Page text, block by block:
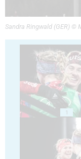
Sandra Ringwald (GER) ©
1